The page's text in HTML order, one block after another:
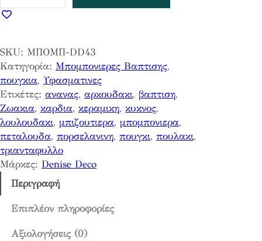
ο
ο
ν
ι
ε
ρ
α
Π
ο
υ
κ
SKU: ΜΠΟΜΠ-DD43
Κατηγορία: Μπομπονιερες Βαπτισης
πουγκια, Υφασματινες
Ετικέτες: ανανας, αρκουδακι, βαπτιση
Ζωακια, καρδια, κεραμικη, κυκνος
λουλουδακι, μπιζουτιερα, μπομπονιερα
πεταλουδα, πορσελανινη, πουγκι, πουλακι
τριανταφυλλο
Μάρκες: Denise Deco
Περιγραφή
Επιπλέον πληροφορίες
Αξιολογήσεις (0)